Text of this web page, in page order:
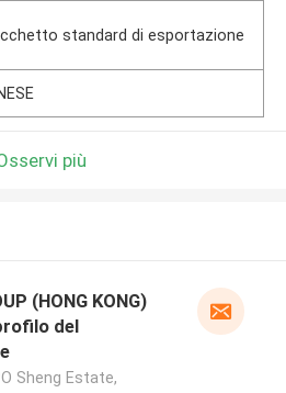
standard di esportazione
più
(HONG KONG)
del
Sheng Estate,